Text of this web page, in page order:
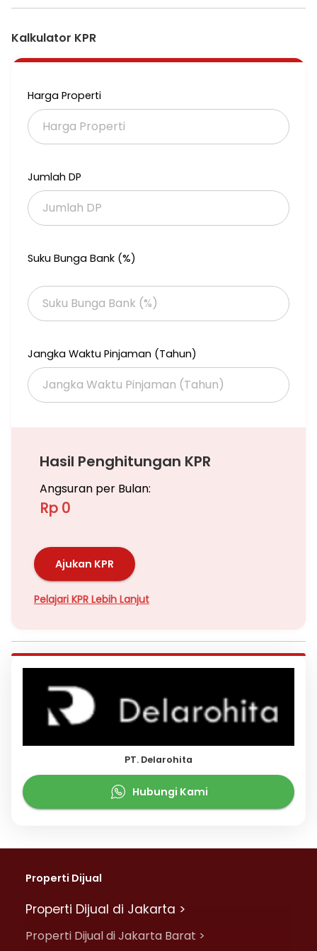
Kalkulator KPR
Harga Properti
Jumlah DP
Suku Bunga Bank (%)
Jangka Waktu Pinjaman (Tahun)
Hasil Penghitungan KPR
Angsuran per Bulan:
Rp 0
Ajukan KPR
Pelajari KPR Lebih Lanjut
PT. Delarohita
Hubungi Kami
Properti Dijual
Properti Dijual di Jakarta >
Properti Dijual di Jakarta Barat >